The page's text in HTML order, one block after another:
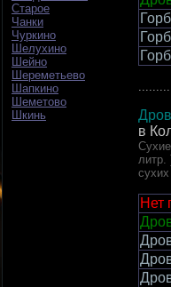
Старое
Чанки
Чуркино
Шелухино
Шейно
Шереметьево
Шапкино
Шеметово
Шкинь
в
литр.
Нет